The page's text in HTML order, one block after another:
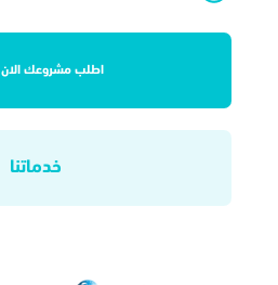
اطلب مشروعك الان
خدماتنا